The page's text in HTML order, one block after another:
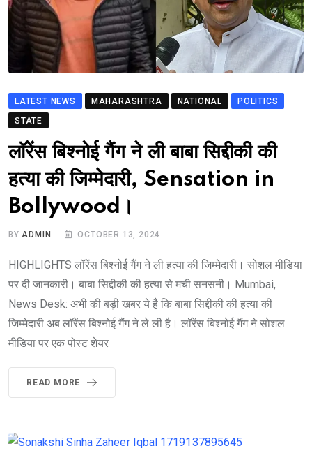
LATEST NEWS MAHARASHTRA NATIONAL
POLITICS
STATE
लॉरेंस बिश्नोई गैंग ने ली बाबा सिद्दीकी की
हत्‍या की जिम्‍मेदारी, Sensation in
Bollywood।
BYADMIN OCTOBER 13, 2024
HIGHLIGHTS लॉरेंस बिश्नोई गैंग ने ली हत्या की जिम्मेदारी। सोशल मीडिया
पर दी जानकारी। बाबा सिद्दीकी की हत्या से मची सनसनी। Mumbai,
News Desk: अभी की बड़ी खबर ये है कि बाबा सिद्दीकी की हत्या की
जिम्मेदारी अब लॉरेंस बिश्नोई गैंग ने ले ली है। लॉरेंस बिश्नोई गैंग ने सोशल
मीडिया पर एक पोस्ट शेयर
READ MORE